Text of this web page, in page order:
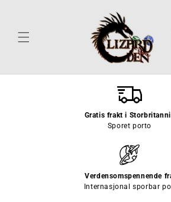
Gratis frakt i
Sporet porto
Verdensomspennende
Internasjonal sporbar